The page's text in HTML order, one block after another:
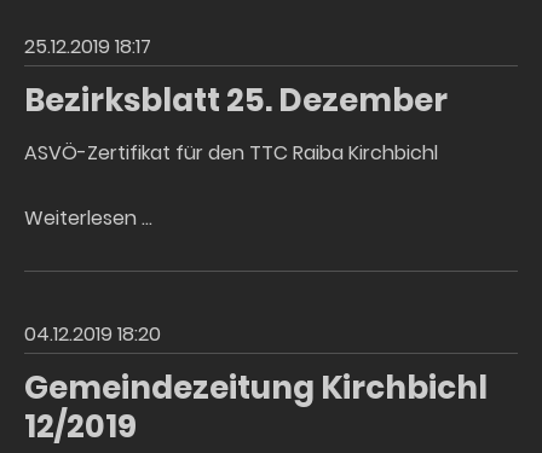
25.12.2019 18:17
Bezirksblatt 25. Dezember
ASVÖ-Zertifikat für den TTC Raiba Kirchbichl
Weiterlesen …
Dezember
04.12.2019 18:20
Gemeindezeitung Kirchbichl
12/2019